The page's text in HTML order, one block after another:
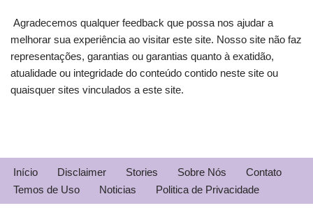
Agradecemos qualquer feedback que possa nos ajudar a
melhorar sua experiência ao visitar este site. Nosso site não faz
representações, garantias ou garantias quanto à exatidão,
atualidade ou integridade do conteúdo contido neste site ou
quaisquer sites vinculados a este site.
Início Disclaimer Stories Sobre Nós
Contato
Temos de Uso
Noticias Politica de Privacidade